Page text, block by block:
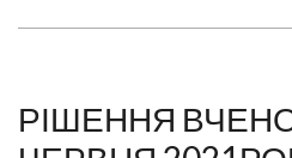
РІШЕННЯ